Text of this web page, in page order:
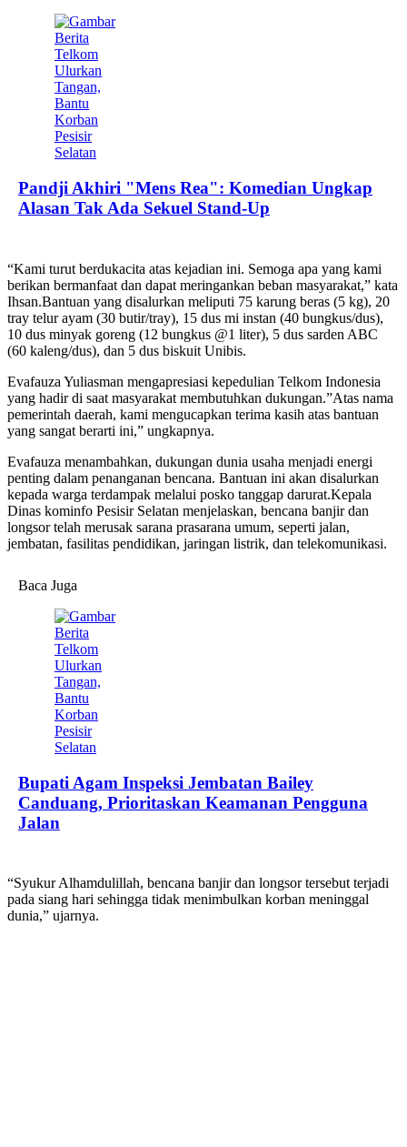
Pandji Akhiri "Mens Rea": Komedian Ungkap
Alasan Tak Ada Sekuel Stand-Up
“Kami turut berdukacita atas kejadian ini. Semoga apa yang kami
berikan bermanfaat dan dapat meringankan beban masyarakat,” kata
Ihsan.Bantuan yang disalurkan meliputi 75 karung beras (5 kg), 20
tray telur ayam (30 butir/tray), 15 dus mi instan (40 bungkus/dus),
10 dus minyak goreng (12 bungkus @1 liter), 5 dus sarden ABC
(60 kaleng/dus), dan 5 dus biskuit Unibis.
Evafauza Yuliasman mengapresiasi kepedulian Telkom Indonesia
yang hadir di saat masyarakat membutuhkan dukungan.”Atas nama
pemerintah daerah, kami mengucapkan terima kasih atas bantuan
yang sangat berarti ini,” ungkapnya.
Evafauza menambahkan, dukungan dunia usaha menjadi energi
penting dalam penanganan bencana. Bantuan ini akan disalurkan
kepada warga terdampak melalui posko tanggap darurat.Kepala
Dinas kominfo Pesisir Selatan menjelaskan, bencana banjir dan
longsor telah merusak sarana prasarana umum, seperti jalan,
jembatan, fasilitas pendidikan, jaringan listrik, dan telekomunikasi.
Baca Juga
Bupati Agam Inspeksi Jembatan Bailey
Canduang, Prioritaskan Keamanan Pengguna
Jalan
“Syukur Alhamdulillah, bencana banjir dan longsor tersebut terjadi
pada siang hari sehingga tidak menimbulkan korban meninggal
dunia,” ujarnya.